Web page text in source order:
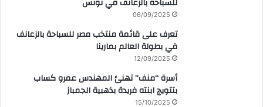
06/09/2025
تعرف على قائمة منتخب مصر للسباحة بالزعانف
في بطولة العالم بمارينا
12/09/2025
أسرة “منف” تهنئ المهندس عمرو كساب
بتتويج ابنته فريدة بذهبية الجمباز
15/10/2025